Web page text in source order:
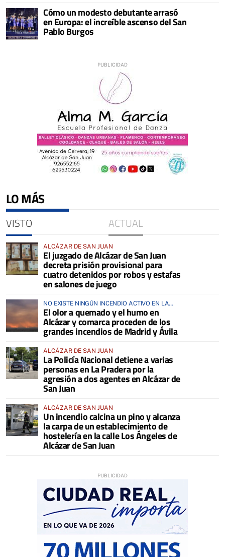
Cómo un modesto debutante arrasó
en Europa: el increíble ascenso del San
Pablo Burgos
LO MÁS
VISTO ACTUAL
ALCÁZAR DE SAN JUAN
El juzgado de Alcázar de San Juan
decreta prisión provisional para
cuatro detenidos por robos y estafas
en salones de juego
NO EXISTE NINGÚN INCENDIO ACTIVO EN LA
COMARCA
El olor a quemado y el humo en
Alcázar y comarca proceden de los
grandes incendios de Madrid y Ávila
ALCÁZAR DE SAN JUAN
La Policía Nacional detiene a varias
personas en La Pradera por la
agresión a dos agentes en Alcázar de
San Juan
ALCÁZAR DE SAN JUAN
Un incendio calcina un pino y alcanza
la carpa de un establecimiento de
hostelería en la calle Los Ángeles de
Alcázar de San Juan